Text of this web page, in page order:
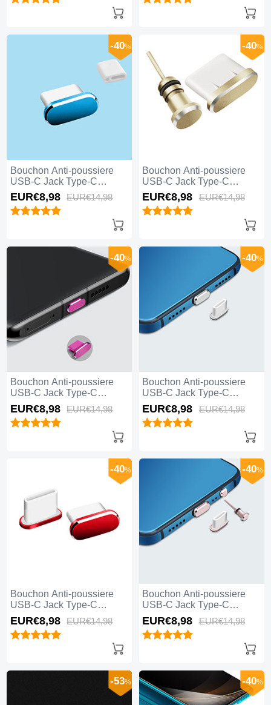
Bouchon Anti-poussiere
USB-C Jack Type-C
Universel H10 Bleu
-40%
EUR€8,98 EUR€14,98
Bouchon Anti-poussiere
USB-C Jack Type-C
Universel H09 Or
-40%
EUR€8,98 EUR€14,98
Bouchon Anti-poussiere
USB-C Jack Type-C
Universel H08 Rose Rouge
-40%
EUR€8,98 EUR€14,98
Bouchon Anti-poussiere
USB-C Jack Type-C
Universel H07 Argent
-40%
EUR€8,98 EUR€14,98
Bouchon Anti-poussiere
USB-C Jack Type-C
Universel H06 Rouge
-40%
EUR€8,98 EUR€14,98
Bouchon Anti-poussiere
USB-C Jack Type-C
Universel H05 Or Rose
-40%
EUR€8,98 EUR€14,98
-53% -40%